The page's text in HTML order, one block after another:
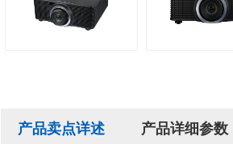
产品卖点详述 产品详细参数